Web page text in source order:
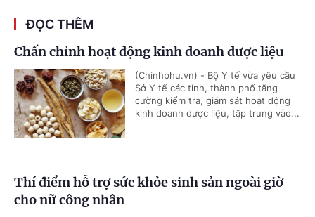
ĐỌC THÊM
Chấn chỉnh hoạt động kinh doanh dược liệu
(Chinhphu.vn) - Bộ Y tế vừa yêu cầu
Sở Y tế các tỉnh, thành phố tăng
cường kiểm tra, giám sát hoạt động
kinh doanh dược liệu, tập trung vào...
Thí điểm hỗ trợ sức khỏe sinh sản ngoài giờ
cho nữ công nhân